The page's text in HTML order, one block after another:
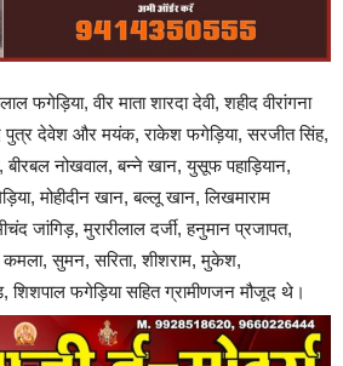
फगेड़िया, वीर माता शारदा देवी, शहीद वीरांगना
देवेश और मयंक, राकेश फगेड़िया, सरजीत सिंह,
बीरबल नोखवाल, बन्ने खान, युसूफ पहाड़ियान,
मोहीदीन खान, बल्लू खान, लिखमाराम
जांगिड़, मुरारीलाल दर्जी, हनुमान प्रजापत,
सुमन, सरिता, शीशराम, मुकेश,
शिशपाल फगेड़िया सहित ग्रामीणजन मौजूद थे।